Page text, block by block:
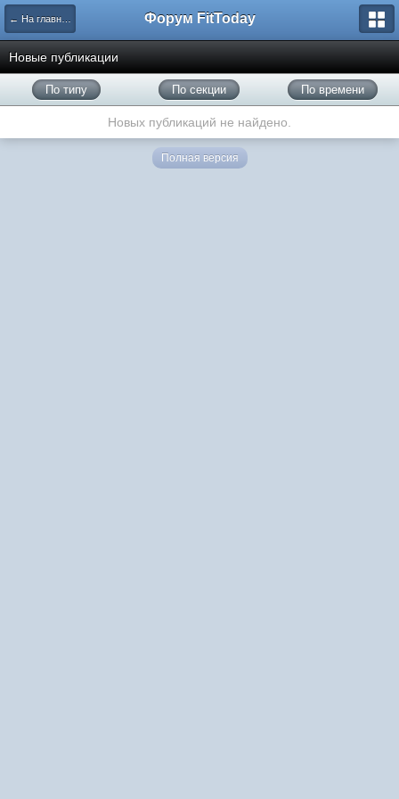
← На главную Форум FitToday
Новые публикации
По типу По секции По времени
Новых публикаций не найдено.
Полная версия